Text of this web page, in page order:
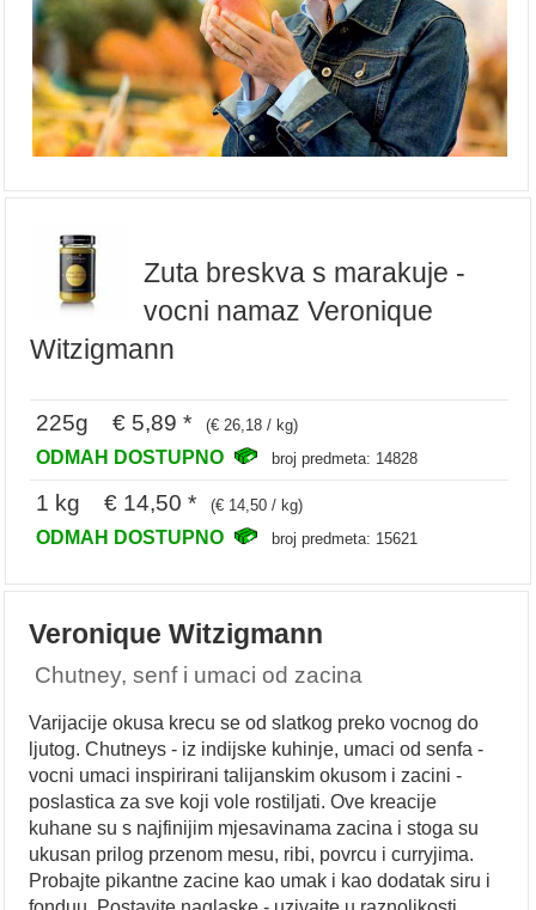
Zuta breskva s marakuje -
vocni namaz Veronique
Witzigmann
225g € 5,89 * (€ 26,18 / kg)
ODMAH DOSTUPNO broj predmeta: 14828
1 kg € 14,50 * (€ 14,50 / kg)
ODMAH DOSTUPNO broj predmeta: 15621
Veronique Witzigmann
Chutney, senf i umaci od zacina
Varijacije okusa krecu se od slatkog preko vocnog do
ljutog. Chutneys - iz indijske kuhinje, umaci od senfa -
vocni umaci inspirirani talijanskim okusom i zacini -
poslastica za sve koji vole rostiljati. Ove kreacije
kuhane su s najfinijim mjesavinama zacina i stoga su
ukusan prilog przenom mesu, ribi, povrcu i curryjima.
Probajte pikantne zacine kao umak i kao dodatak siru i